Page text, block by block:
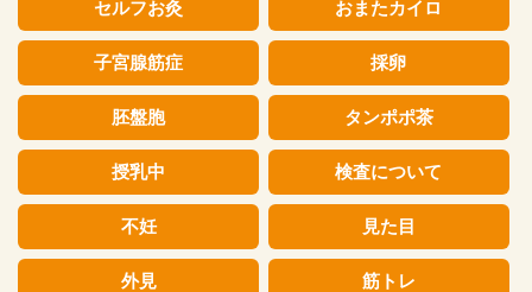
セルフお灸 おまたカイロ
子宮腺筋症 採卵
胚盤胞 タンポポ茶
授乳中 検査について
不妊 見た目
外見 筋トレ